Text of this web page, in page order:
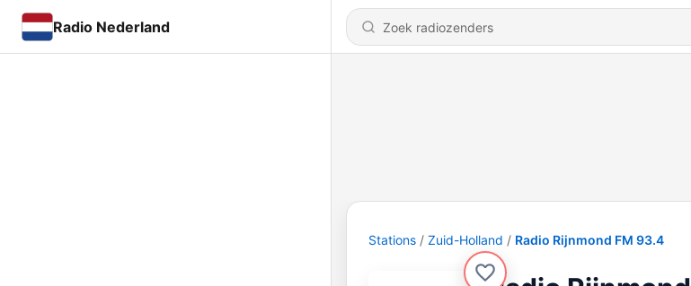
Radio Nederland
Stations Zuid-Holland Radio Rijnmond FM 93.4